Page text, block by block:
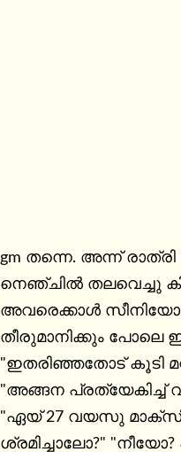
gm തന്നെ. അന്ന്
നെഞ്ചിൽ തലവെച്ചു
അവരെക്കാൾ
തീരുമാനിക്കും പോലെ
"ഇതരിഞ്ഞതോട് കൂടി
"അങ്ങന
"ഏയ് 27 വയസു
ശ്രമിച്ചാലോ?"